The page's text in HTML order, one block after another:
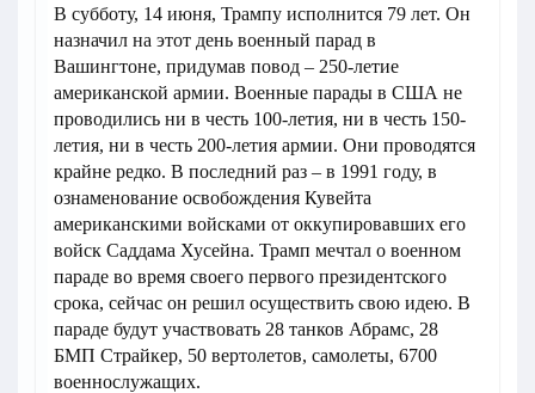
В субботу, 14 июня, Трампу исполнится 79 лет. Он
назначил на этот день военный парад в
Вашингтоне, придумав повод – 250-летие
американской армии. Военные парады в США не
проводились ни в честь 100-летия, ни в честь 150-
летия, ни в честь 200-летия армии. Они проводятся
крайне редко. В последний раз – в 1991 году, в
ознаменование освобождения Кувейта
американскими войсками от оккупировавших его
войск Саддама Хусейна. Трамп мечтал о военном
параде во время своего первого президентского
срока, сейчас он решил осуществить свою идею. В
параде будут участвовать 28 танков Абрамс, 28
БМП Страйкер, 50 вертолетов, самолеты, 6700
военнослужащих.